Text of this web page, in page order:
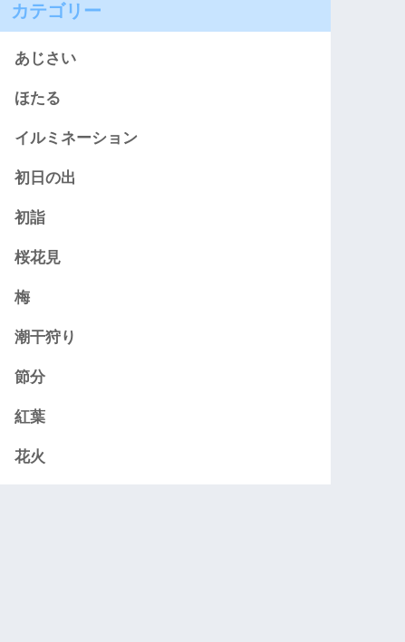
カテゴリー
あじさい
ほたる
イルミネーション
初日の出
初詣
桜花見
梅
潮干狩り
節分
紅葉
花火